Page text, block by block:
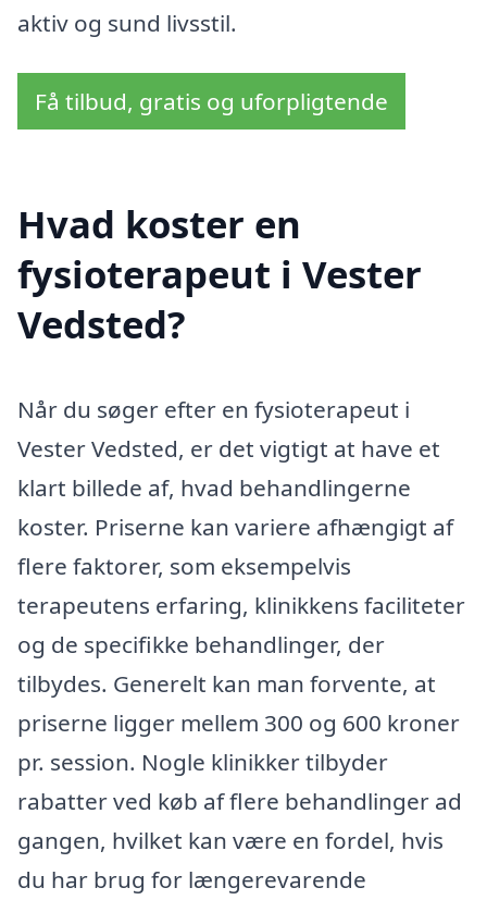
aktiv og sund livsstil.
Få tilbud, gratis og uforpligtende
Hvad koster en
fysioterapeut i Vester
Vedsted?
Når du søger efter en fysioterapeut i
Vester Vedsted, er det vigtigt at have et
klart billede af, hvad behandlingerne
koster. Priserne kan variere afhængigt af
flere faktorer, som eksempelvis
terapeutens erfaring, klinikkens faciliteter
og de specifikke behandlinger, der
tilbydes. Generelt kan man forvente, at
priserne ligger mellem 300 og 600 kroner
pr. session. Nogle klinikker tilbyder
rabatter ved køb af flere behandlinger ad
gangen, hvilket kan være en fordel, hvis
du har brug for længerevarende